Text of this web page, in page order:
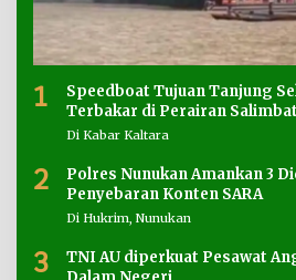
1
Speedboat Tujuan Tanjung
Terbakar di Perairan
Di Kabar Kaltara
2
Polres Nunukan Amankan 3
Penyebaran Konten SARA
Di Hukrim, Nunukan
3
TNI AU diperkuat Pesawat